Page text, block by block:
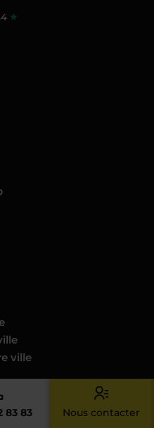
83 83 Nous contacter
ville